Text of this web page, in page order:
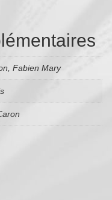
Fabien Mary